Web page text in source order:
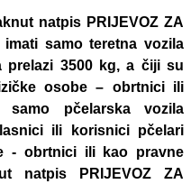
natpis PRIJEVOZ ZA
imati samo teretna vozila
prelazi 3500 kg, a čiji su
osobe – obrtnici ili
pčelarska vozila
ili korisnici pčelari
- obrtnici ili kao pravne
natpis PRIJEVOZ ZA